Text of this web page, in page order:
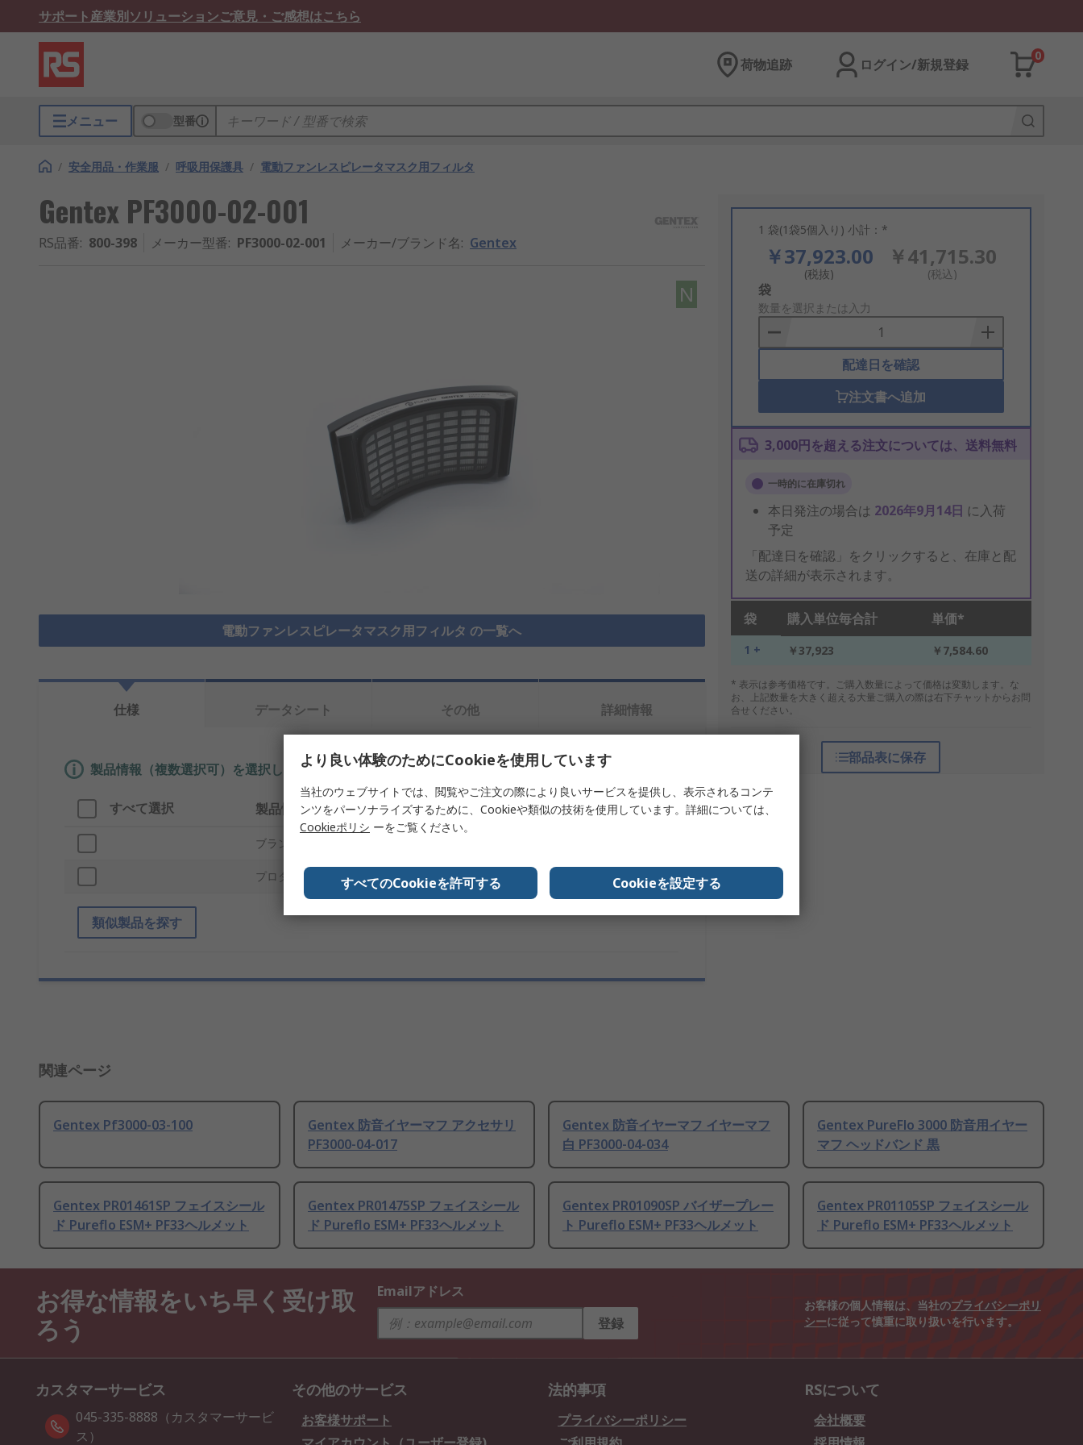
サポート産業別ソリューションご意見・ご感想はこちら
荷物追跡 ログイン/新規登録
0
メニュー 型番
/ 安全用品・作業服 / 呼吸用保護具 / 電動ファンレスピレータマスク用フィルタ
Gentex PF3000-02-001
RS品番: 800-398 メーカー型番: PF3000-02-001 メーカー/ブランド名: Gentex
N
電動ファンレスピレータマスク用フィルタ の一覧へ
1 袋(1袋5個入り) 小計：*
￥37,923.00
(税抜)
￥41,715.30
(税込)
Add
to
Basket
袋
数量を選択または入力
配達日を確認
注文書へ追加
3,000円を超える注文については、送料無料
一時的に在庫切れ
本日発注の場合は 2026年9月14日 に入荷
予定
「配達日を確認」をクリックすると、在庫と配
送の詳細が表示されます。
袋 購入単位毎合計 単価*
1 + ￥37,923 ￥7,584.60
* 表示は参考価格です。ご購入数量によって価格は変動します。な
お、上記数量を大きく超える大量ご購入の際は右下チャットからお問
合せください。
部品表に保存
仕様 データシート その他 詳細情報
製品情報（複数選択可）を選択して、類似製品を検索します。
すべて選択 製品情報 内容
ブランド
プロダクトタイプ レスピレータマスク用フィルタ
類似製品を探す
関連ページ
Gentex Pf3000-03-100
Gentex 防音イヤーマフ アクセサリ
PF3000-04-017
Gentex 防音イヤーマフ イヤーマフ
白 PF3000-04-034
Gentex PureFlo 3000 防音用イヤー
マフ ヘッドバンド 黒
Gentex PR01461SP フェイスシール
ド Pureflo ESM+ PF33ヘルメット
Gentex PR01475SP フェイスシール
ド Pureflo ESM+ PF33ヘルメット
Gentex PR01090SP バイザープレー
ト Pureflo ESM+ PF33ヘルメット
Gentex PR01105SP フェイスシール
ド Pureflo ESM+ PF33ヘルメット
お得な情報をいち早く受け取
ろう
Emailアドレス
登録
お客様の個人情報は、当社のプライバシーポリ
シーに従って慎重に取り扱いを行います。
カスタマーサービス
045-335-8888（カスタマーサービ
ス）
その他のサービス
お客様サポート
法的事項
プライバシーポリシー
RSについて
会社概要
より良い体験のためにCookieを使用しています
当社のウェブサイトでは、閲覧やご注文の際により良いサービスを提供し、表示されるコンテ
ンツをパーソナライズするために、Cookieや類似の技術を使用しています。詳細については、
Cookieポリシ ーをご覧ください。
すべてのCookieを許可する Cookieを設定する